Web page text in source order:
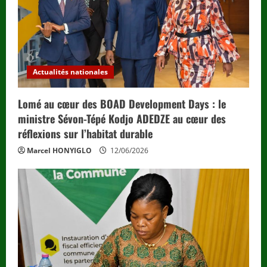
Actualités nationales
Lomé au cœur des BOAD Development Days : le
ministre Sévon-Tépé Kodjo ADEDZE au cœur des
réflexions sur l’habitat durable
Marcel HONYIGLO 12/06/2026